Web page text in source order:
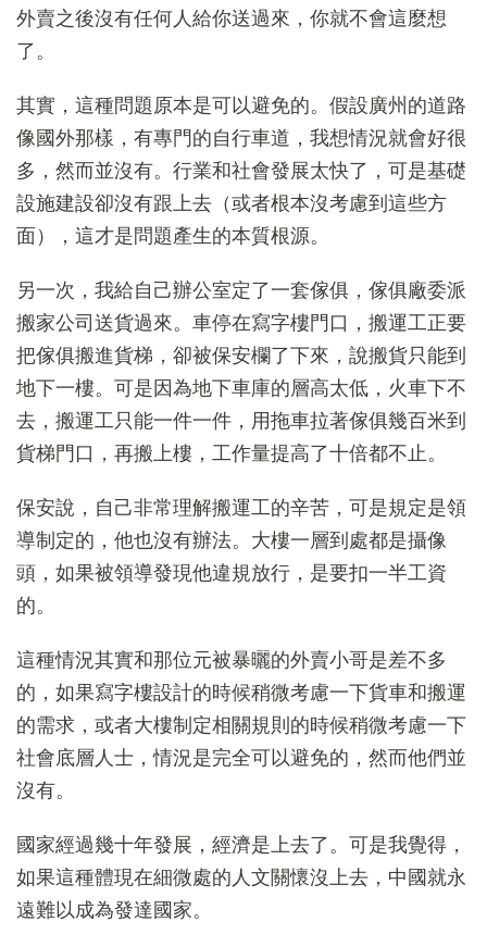
外賣之後沒有任何人給你送過來，你就不會這麼想
了。
其實，這種問題原本是可以避免的。假設廣州的道路
像國外那樣，有專門的自行車道，我想情況就會好很
多，然而並沒有。行業和社會發展太快了，可是基礎
設施建設卻沒有跟上去（或者根本沒考慮到這些方
面），這才是問題產生的本質根源。
另一次，我給自己辦公室定了一套傢俱，傢俱廠委派
搬家公司送貨過來。車停在寫字樓門口，搬運工正要
把傢俱搬進貨梯，卻被保安欄了下來，說搬貨只能到
地下一樓。可是因為地下車庫的層高太低，火車下不
去，搬運工只能一件一件，用拖車拉著傢俱幾百米到
貨梯門口，再搬上樓，工作量提高了十倍都不止。
保安說，自己非常理解搬運工的辛苦，可是規定是領
導制定的，他也沒有辦法。大樓一層到處都是攝像
頭，如果被領導發現他違規放行，是要扣一半工資
的。
這種情況其實和那位元被暴曬的外賣小哥是差不多
的，如果寫字樓設計的時候稍微考慮一下貨車和搬運
的需求，或者大樓制定相關規則的時候稍微考慮一下
社會底層人士，情況是完全可以避免的，然而他們並
沒有。
國家經過幾十年發展，經濟是上去了。可是我覺得，
如果這種體現在細微處的人文關懷沒上去，中國就永
遠難以成為發達國家。